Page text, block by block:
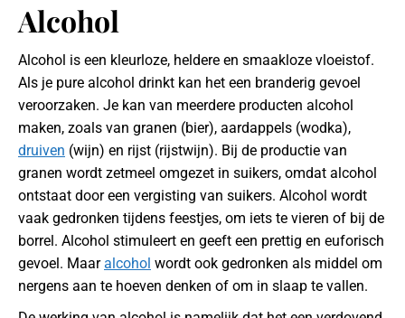
Alcohol
Alcohol is een kleurloze, heldere en smaakloze vloeistof.
Als je pure alcohol drinkt kan het een branderig gevoel
veroorzaken. Je kan van meerdere producten alcohol
maken, zoals van granen (bier), aardappels (wodka),
druiven (wijn) en rijst (rijstwijn). Bij de productie van
granen wordt zetmeel omgezet in suikers, omdat alcohol
ontstaat door een vergisting van suikers. Alcohol wordt
vaak gedronken tijdens feestjes, om iets te vieren of bij de
borrel. Alcohol stimuleert en geeft een prettig en euforisch
gevoel. Maaralcohol wordt ook gedronken als middel om
nergens aan te hoeven denken of om in slaap te vallen.